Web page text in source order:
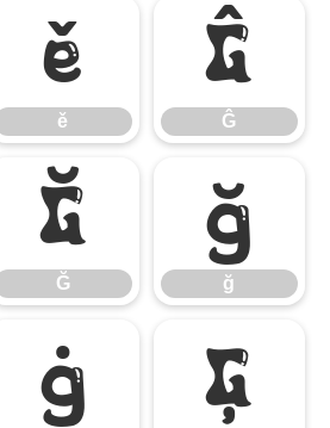
ě
ě
Ĝ
Ĝ
Ğ
Ğ
ğ
ğ
ġ Ģ